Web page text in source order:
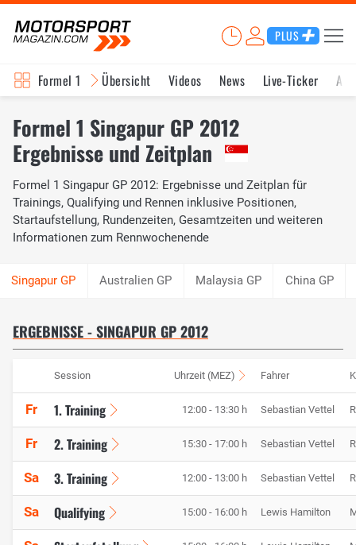
PLUS
Formel 1 Übersicht Videos News Live-Ticker
Formel 1 Singapur GP 2012
Ergebnisse und Zeitplan
Formel 1 Singapur GP 2012: Ergebnisse und Zeitplan für
Trainings, Qualifying und Rennen inklusive Positionen,
Startaufstellung, Rundenzeiten, Gesamtzeiten und weiteren
Informationen zum Rennwochenende
Australien GP Malaysia GP China GP
ERGEBNISSE - SINGAPUR GP 2012
Session Uhrzeit (MEZ) Fahrer
Fr 1. Training 12:00 - 13:30 h Sebastian Vettel
Fr 2. Training 15:30 - 17:00 h Sebastian Vettel
Sa 3. Training 12:00 - 13:00 h Sebastian Vettel
Sa Qualifying 15:00 - 16:00 h Lewis Hamilton